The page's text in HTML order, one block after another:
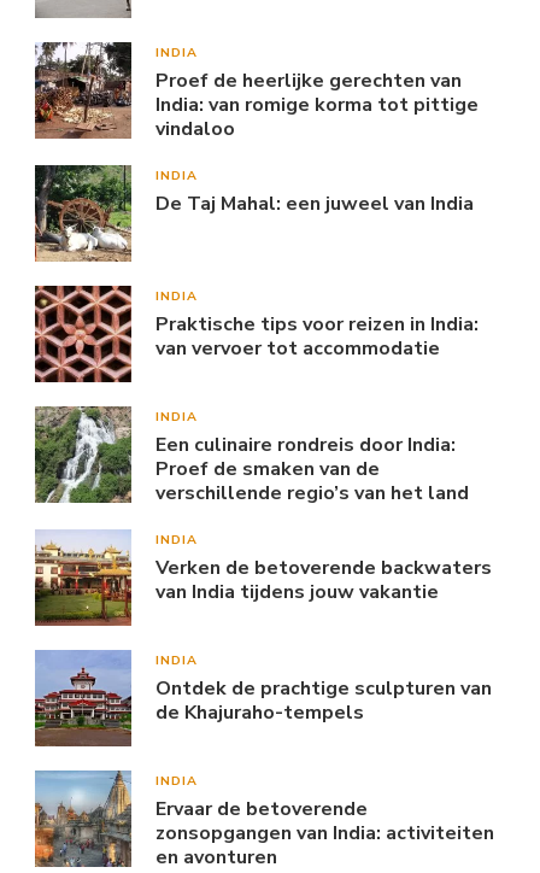
INDIA
Proef de heerlijke gerechten van
India: van romige korma tot pittige
vindaloo
INDIA
De Taj Mahal: een juweel van India
INDIA
Praktische tips voor reizen in India:
van vervoer tot accommodatie
INDIA
Een culinaire rondreis door India:
Proef de smaken van de
verschillende regio’s van het land
INDIA
Verken de betoverende backwaters
van India tijdens jouw vakantie
INDIA
Ontdek de prachtige sculpturen van
de Khajuraho-tempels
INDIA
Ervaar de betoverende
zonsopgangen van India: activiteiten
en avonturen